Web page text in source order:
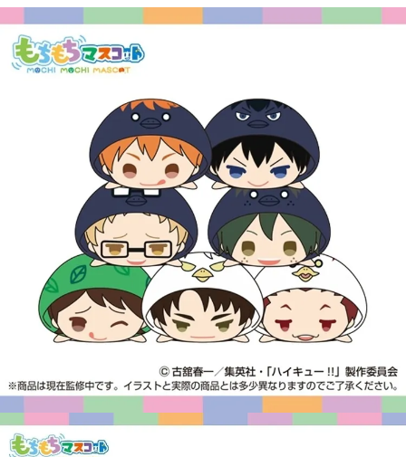
2.透過簡訊連結打開帳單後，可選擇「超商條碼／台灣大直營門市／銀行轉
帳／街口支付／iPASS MONEY」等通路繳費。
【注意事項】
1.本服務係由「台灣大哥大股份有限公司」（以下簡稱本公司）所提供，讓
買賣價金債權讓與本公司後，依約使用本公司帳單繳交帳款。
2.基於同意付款使用「大哥付你分期」之契約關係目的，商店將以您的個人
資料（包含姓名、電話或地址）提供予台灣大哥大進項蒐集、處理及利用，
由本公司與您本人進行分期帳單所需資料之確認、核對及更正。
3.完整用戶服務條款，請詳閱以下連結：https://oppay.tw/userRule
每筆NT$90，滿NT$3,000(含以上)免運費
預購-付款後7-11取貨(舊)
每筆NT$90，滿NT$3,000(含以上)免運費
每筆NT$120，滿NT$3,000(含以上)免運費
預購-宅配(離島)(舊)
每筆NT$160，滿NT$3,000(含以上)免運費
東海門市自取，需自備購物袋取貨唷。
免運費